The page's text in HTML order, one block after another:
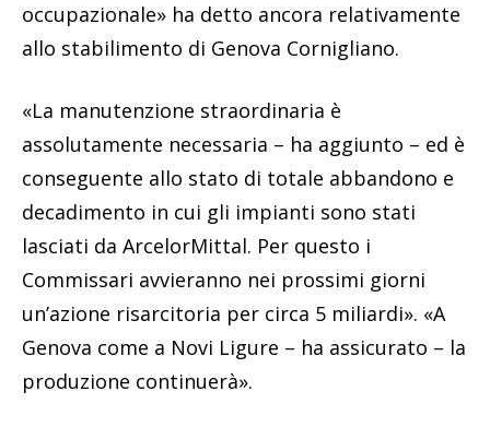
occupazionale» ha detto ancora relativamente
allo stabilimento di Genova Cornigliano.
«La manutenzione straordinaria è
assolutamente necessaria – ha aggiunto – ed è
conseguente allo stato di totale abbandono e
decadimento in cui gli impianti sono stati
lasciati da ArcelorMittal. Per questo i
Commissari avvieranno nei prossimi giorni
un’azione risarcitoria per circa 5 miliardi». «A
Genova come a Novi Ligure – ha assicurato – la
produzione continuerà».